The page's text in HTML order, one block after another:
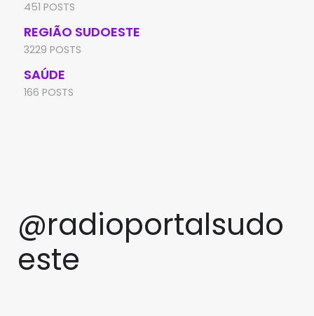
451 POSTS
REGIÃO SUDOESTE
3229 POSTS
SAÚDE
166 POSTS
@radioportalsudo
este